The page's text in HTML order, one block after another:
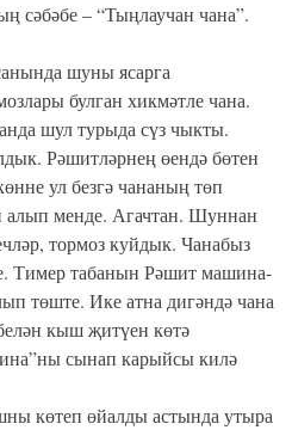
сәбәбе – “Тыңлаучан чана”.
шуны ясарга
булган хикмәтле чана.
шул турыда сүз чыкты.
Рәшитләрнең өендә бөтен
ул безгә чананың төп
алып менде. Агачтан. Шуннан
тормоз куйдык. Чанабыз
Тимер табанын Рәшит машина-
төште. Ике атна дигәндә чана
кыш җитүен көтә
сынап карыйсы килә
көтеп өйалды астында утыра